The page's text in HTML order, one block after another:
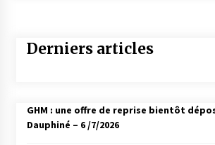
Derniers articles
GHM : une offre de reprise bientôt
Dauphiné – 6 /7/2026